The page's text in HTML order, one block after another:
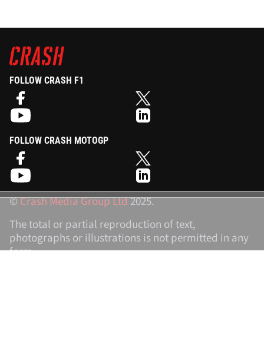
FOLLOW CRASH F1
FOLLOW CRASH MOTOGP
©Crash Media Group Ltd2025.
The total or partial reproduction of text,
photographs or illustrations is not permitted in any
form.